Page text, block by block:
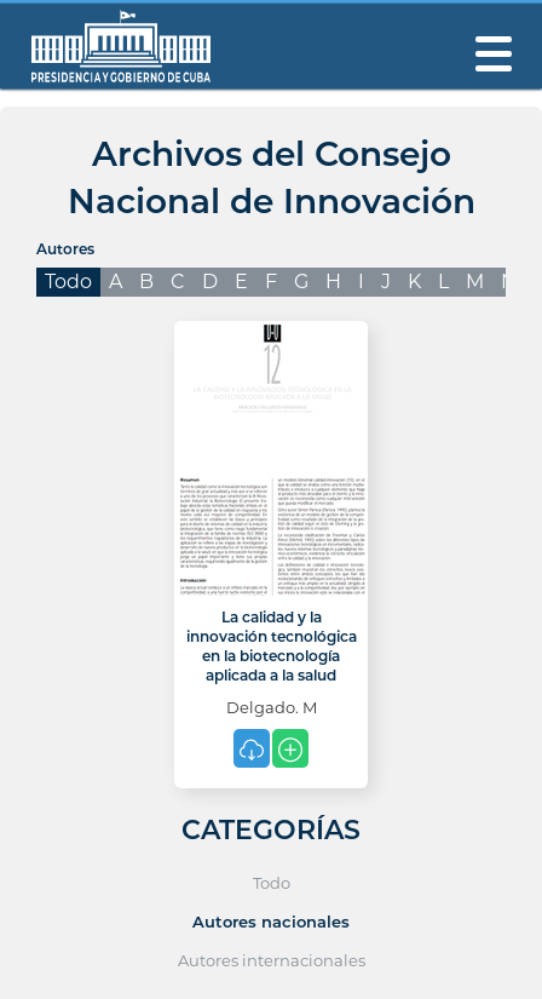
Archivos del Consejo
Nacional de Innovación
Autores
Todo A B C D E F G H I J K L M N
La calidad y la
innovación tecnológica
en la biotecnología
aplicada a la salud
Delgado. M
CATEGORÍAS
Todo
Autores nacionales
Autores internacionales